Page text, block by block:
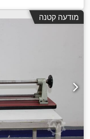
מודעה קטנה